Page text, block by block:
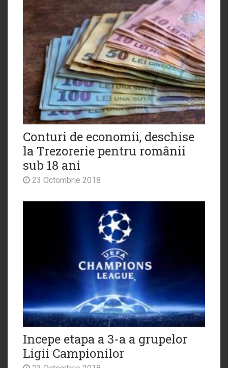
Conturi de economii, deschise
la Trezorerie pentru românii
sub 18 ani
23 Octombrie 2018
Incepe etapa a 3-a a grupelor
Ligii Campionilor